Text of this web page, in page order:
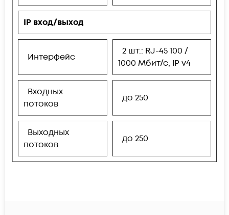
IP вход/выход
Интерфейс
2 шт.: RJ-45 100 /
1000 Мбит/с, IP v4
Входных
потоков
до 250
Выходных
потоков
до 250